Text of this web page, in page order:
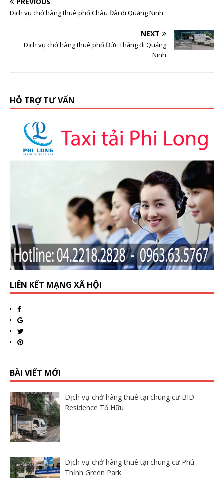
Dịch vụ chở hàng thuê phố Châu Đài đi Quảng Ninh
NEXT
Dịch vụ chở hàng thuê phố Đức Thắng đi Quảng
Ninh
HỖ TRỢ TƯ VẤN
LIÊN KẾT MẠNG XÃ HỘI
BÀI VIẾT MỚI
Dịch vụ chở hàng thuê tại chung cư BID
Residence Tố Hữu
Dịch vụ chở hàng thuê tại chung cư Phú
Thịnh Green Park